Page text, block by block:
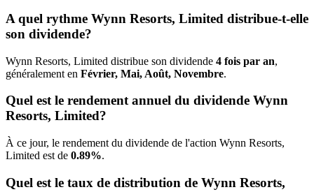
A quel rythme Wynn Resorts, Limited distribue-t-elle
son dividende?
Wynn Resorts, Limited distribue son dividende 4 fois par an,
généralement en Février, Mai, Août, Novembre.
Quel est le rendement annuel du dividende Wynn
Resorts, Limited?
À ce jour, le rendement du dividende de l'action Wynn Resorts,
Limited est de 0.89%.
Quel est le taux de distribution de Wynn Resorts,